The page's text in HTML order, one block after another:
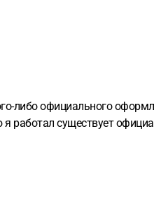
либо официального
работал существует